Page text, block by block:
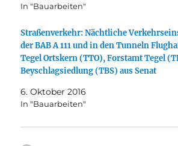
In "Bauarbeiten"
Straßenverkehr: Nächtliche
der BAB A 111 und in den Tunneln
Tegel Ortskern (TTO), Forstamt Tegel
Beyschlagsiedlung (TBS) aus Senat
6. Oktober 2016
In "Bauarbeiten"